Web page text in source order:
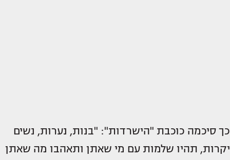
כך סיכמה כוכבת "הישרדות": "בנות, נערות, נשים
יקרות, תהיו שלמות עם מי שאתן ותאהבו מה שאתן